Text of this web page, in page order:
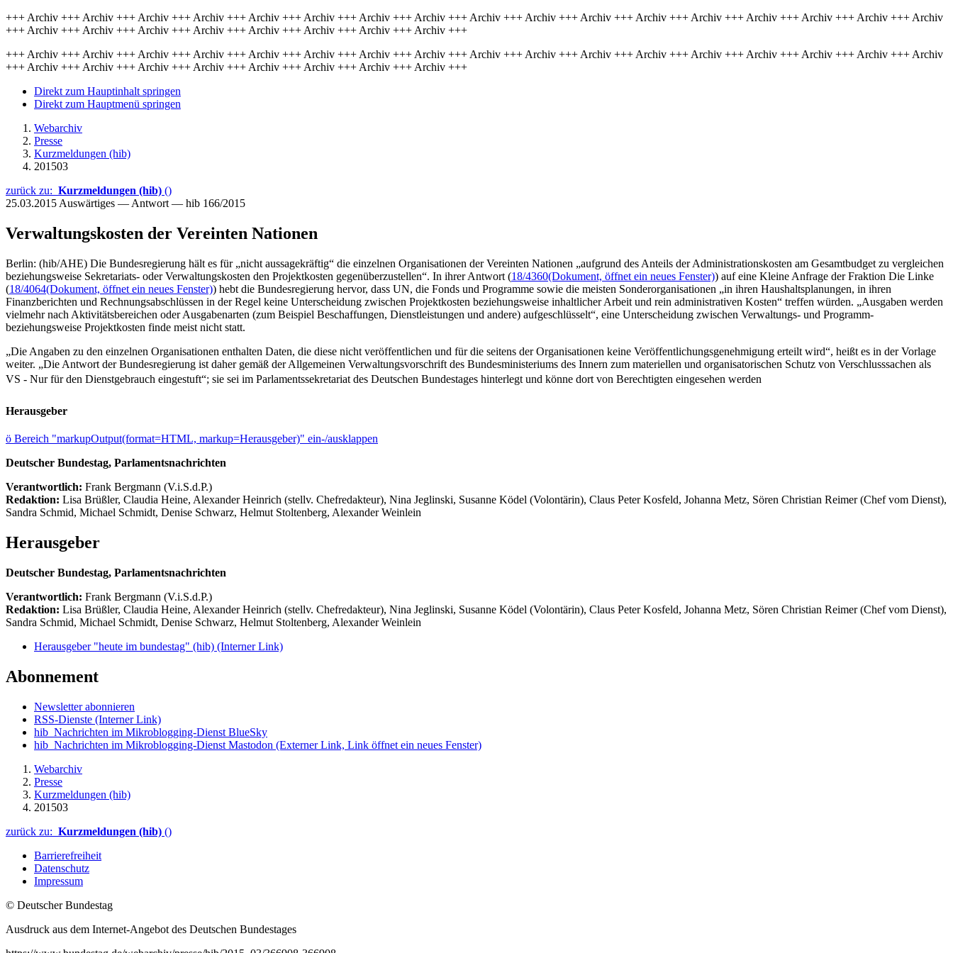
+++ Archiv +++ Archiv +++ Archiv +++ Archiv +++ Archiv +++ Archiv +++ Archiv +++ Archiv +++ Archiv +++ Archiv +++ Archiv +++ Archiv +++ Archiv +++ Archiv +++ Archiv +++ Archiv +++ Archiv
+++ Archiv +++ Archiv +++ Archiv +++ Archiv +++ Archiv +++ Archiv +++ Archiv +++ Archiv +++
+++ Archiv +++ Archiv +++ Archiv +++ Archiv +++ Archiv +++ Archiv +++ Archiv +++ Archiv +++ Archiv +++ Archiv +++ Archiv +++ Archiv +++ Archiv +++ Archiv +++ Archiv +++ Archiv +++ Archiv
+++ Archiv +++ Archiv +++ Archiv +++ Archiv +++ Archiv +++ Archiv +++ Archiv +++ Archiv +++
Direkt zum Hauptinhalt springen
Direkt zum Hauptmenü springen
Webarchiv
Presse
Kurzmeldungen (hib)
201503
zurück zu: Kurzmeldungen (hib) ()
25.03.2015 Auswärtiges — Antwort — hib 166/2015
Verwaltungskosten der Vereinten Nationen
Berlin: (hib/AHE) Die Bundesregierung hält es für „nicht aussagekräftig“ die einzelnen Organisationen der Vereinten Nationen „aufgrund des Anteils der Administrationskosten am Gesamtbudget zu vergleichen
beziehungsweise Sekretariats- oder Verwaltungskosten den Projektkosten gegenüberzustellen“. In ihrer Antwort (18/4360(Dokument, öffnet ein neues Fenster)) auf eine Kleine Anfrage der Fraktion Die Linke
(18/4064(Dokument, öffnet ein neues Fenster)) hebt die Bundesregierung hervor, dass UN, die Fonds und Programme sowie die meisten Sonderorganisationen „in ihren Haushaltsplanungen, in ihren
Finanzberichten und Rechnungsabschlüssen in der Regel keine Unterscheidung zwischen Projektkosten beziehungsweise inhaltlicher Arbeit und rein administrativen Kosten“ treffen würden. „Ausgaben werden
vielmehr nach Aktivitätsbereichen oder Ausgabenarten (zum Beispiel Beschaffungen, Dienstleistungen und andere) aufgeschlüsselt“, eine Unterscheidung zwischen Verwaltungs- und Programm-
beziehungsweise Projektkosten finde meist nicht statt.
„Die Angaben zu den einzelnen Organisationen enthalten Daten, die diese nicht veröffentlichen und für die seitens der Organisationen keine Veröffentlichungsgenehmigung erteilt wird“, heißt es in der Vorlage
weiter. „Die Antwort der Bundesregierung ist daher gemäß der Allgemeinen Verwaltungsvorschrift des Bundesministeriums des Innern zum materiellen und organisatorischen Schutz von Verschlusssachen als
VS - Nur für den Dienstgebrauch eingestuft“; sie sei im Parlamentssekretariat des Deutschen Bundestages hinterlegt und könne dort von Berechtigten eingesehen werden
Herausgeber
ö Bereich "markupOutput(format=HTML, markup=Herausgeber)" ein-/ausklappen
Deutscher Bundestag, Parlamentsnachrichten
Verantwortlich: Frank Bergmann (V.i.S.d.P.)
Redaktion: Lisa Brüßler, Claudia Heine, Alexander Heinrich (stellv. Chefredakteur), Nina Jeglinski, Susanne Ködel (Volontärin), Claus Peter Kosfeld, Johanna Metz, Sören Christian Reimer (Chef vom Dienst),
Sandra Schmid, Michael Schmidt, Denise Schwarz, Helmut Stoltenberg, Alexander Weinlein
Herausgeber
Deutscher Bundestag, Parlamentsnachrichten
Verantwortlich: Frank Bergmann (V.i.S.d.P.)
Redaktion: Lisa Brüßler, Claudia Heine, Alexander Heinrich (stellv. Chefredakteur), Nina Jeglinski, Susanne Ködel (Volontärin), Claus Peter Kosfeld, Johanna Metz, Sören Christian Reimer (Chef vom Dienst),
Sandra Schmid, Michael Schmidt, Denise Schwarz, Helmut Stoltenberg, Alexander Weinlein
Herausgeber "heute im bundestag" (hib) (Interner Link)
Abonnement
Newsletter abonnieren
RSS-Dienste (Interner Link)
hib_Nachrichten im Mikroblogging-Dienst BlueSky
hib_Nachrichten im Mikroblogging-Dienst Mastodon (Externer Link, Link öffnet ein neues Fenster)
Webarchiv
Presse
Kurzmeldungen (hib)
201503
zurück zu: Kurzmeldungen (hib) ()
Barrierefreiheit
Datenschutz
Impressum
© Deutscher Bundestag
Ausdruck aus dem Internet-Angebot des Deutschen Bundestages